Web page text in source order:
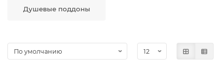
Душевые поддоны